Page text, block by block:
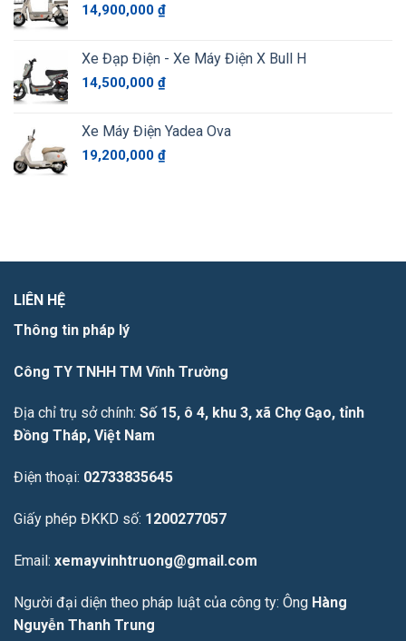
14,900,000 ₫
Xe Đạp Điện - Xe Máy Điện X Bull H
14,500,000 ₫
Xe Máy Điện Yadea Ova
19,200,000 ₫
LIÊN HỆ
Thông tin pháp lý
Công TY TNHH TM Vĩnh Trường
Địa chỉ trụ sở chính: Số 15, ô 4, khu 3, xã Chợ Gạo, tỉnh
Đồng Tháp, Việt Nam
Điện thoại: 02733835645
Giấy phép ĐKKD số: 1200277057
Email: xemayvinhtruong@gmail.com
Người đại diện theo pháp luật của công ty: Ông Hàng
Nguyễn Thanh Trung